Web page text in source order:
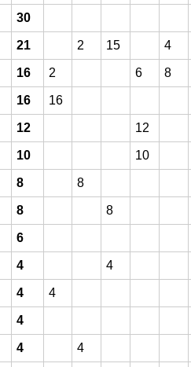
30
21 2 15 4
16 2 6 8
16 16
12 12
10 10
8 8
8 8
6
4 4
4 4
4
4 4